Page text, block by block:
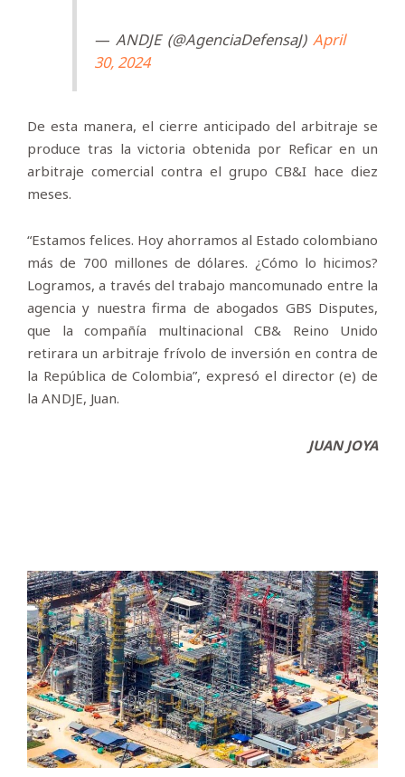
— ANDJE (@AgenciaDefensaJ) April
30, 2024
De esta manera, el cierre anticipado del arbitraje se
produce tras la victoria obtenida por Reficar en un
arbitraje comercial contra el grupo CB&I hace diez
meses.
“Estamos felices. Hoy ahorramos al Estado colombiano
más de 700 millones de dólares. ¿Cómo lo hicimos?
Logramos, a través del trabajo mancomunado entre la
agencia y nuestra firma de abogados GBS Disputes,
que la compañía multinacional CB& Reino Unido
retirara un arbitraje frívolo de inversión en contra de
la República de Colombia”, expresó el director (e) de
la ANDJE, Juan.
JUAN JOYA